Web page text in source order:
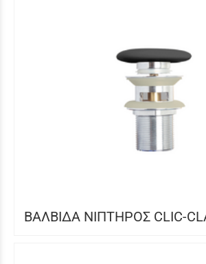
ΒΑΛΒΙΔΑ ΝΙΠΤΗΡΟΣ CLIC-